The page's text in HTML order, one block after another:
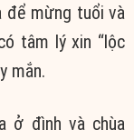
để mừng tuổi và
tâm lý xin “lộc
mắn.
ở đình và chùa